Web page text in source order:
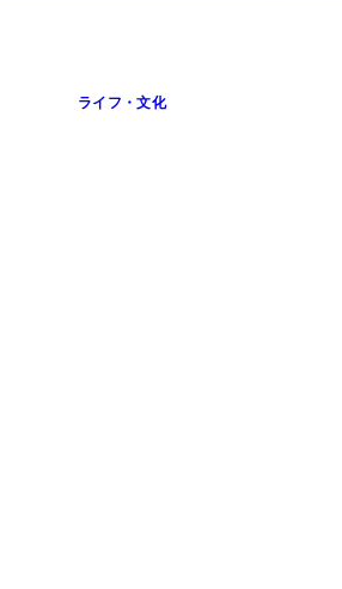
ライフ・文化